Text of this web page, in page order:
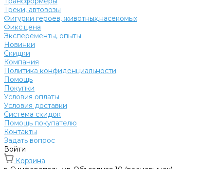
Треки, автовозы
Фигурки героев, животных,насекомых
Фикс.цена
Эксперементы, опыты
Новинки
Скидки
Компания
Политика конфиденциальности
Помощь
Покупки
Условия оплаты
Условия доставки
Система скидок
Помощь покупателю
Контакты
Задать вопрос
Войти
Корзина